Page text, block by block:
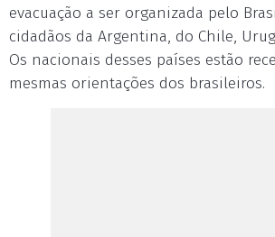
evacuação a ser organizada pelo
cidadãos da Argentina, do Chile,
Os nacionais desses países estão
mesmas orientações dos brasileiros.